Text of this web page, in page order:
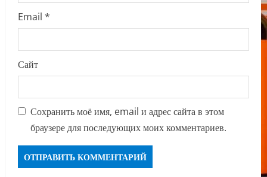
Email *
Сайт
Сохранить моё имя, email и адрес сайта в этом
браузере для последующих моих комментариев.